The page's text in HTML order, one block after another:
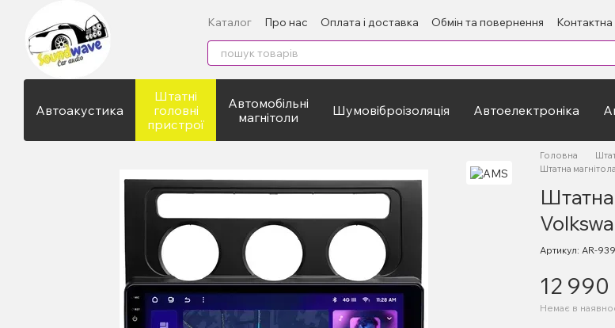
Перейти до основного контенту
Каталог Про нас Оплата і доставка Обмін та повернення Контактна
Автоакустика
Штатні
головні
пристрої
Автомобільні
магнітоли
Шумовіброізоляція Автоелектроніка
Головна
Штатна
Артикул: AR-
12
Немає в